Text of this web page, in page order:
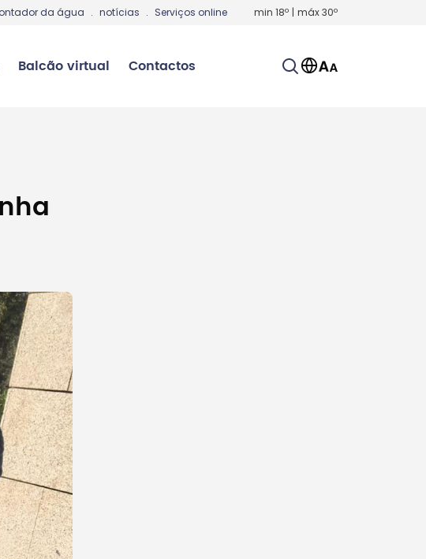
da água . notícias . Serviços online min 18º | máx30º
Balcão virtual Contactos